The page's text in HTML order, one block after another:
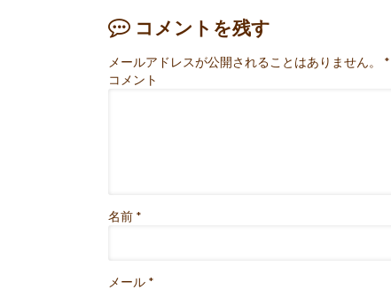
コメントを残す
メールアドレスが公開されることはありません。 *
コメント
名前 *
メール *